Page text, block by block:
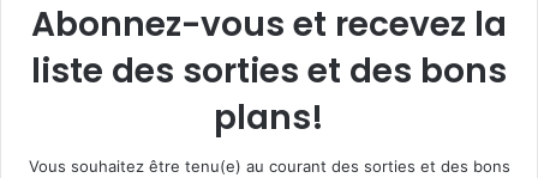
Abonnez-vous et recevez la
liste des sorties et des bons
plans!
Vous souhaitez être tenu(e) au courant des sorties et des bons